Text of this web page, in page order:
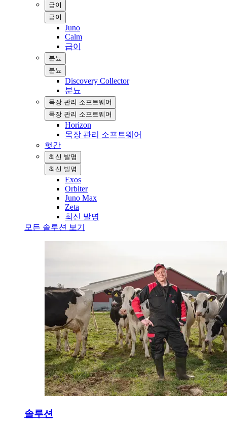
급이
급이
Juno
Calm
급이
분뇨
분뇨
Discovery Collector
분뇨
목장 관리 소프트웨어
목장 관리 소프트웨어
Horizon
목장 관리 소프트웨어
헛간
최신 발명
최신 발명
Exos
Orbiter
Juno Max
Zeta
최신 발명
모든 솔루션 보기
솔루션